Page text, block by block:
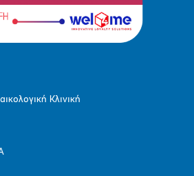
Κλινική